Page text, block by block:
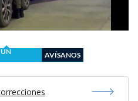
UN
AVÍSANOS